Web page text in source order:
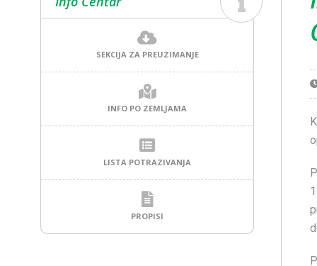
SEKCIJA ZA PREUZIMANJE
INFO PO ZEMLJAMA
LISTA POTRAZIVANJA
PROPISI